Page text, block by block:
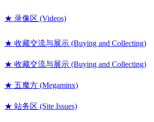
★ 录像区 (Videos)
★ 收藏交流与展示 (Buying and Collecting)
★ 收藏交流与展示 (Buying and Collecting)
★ 五魔方 (Megaminx)
★ 站务区 (Site Issues)